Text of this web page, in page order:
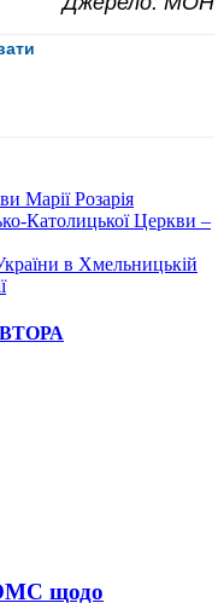
Марії Розарія
Католицької Церкви –
в Хмельницькій
щодо